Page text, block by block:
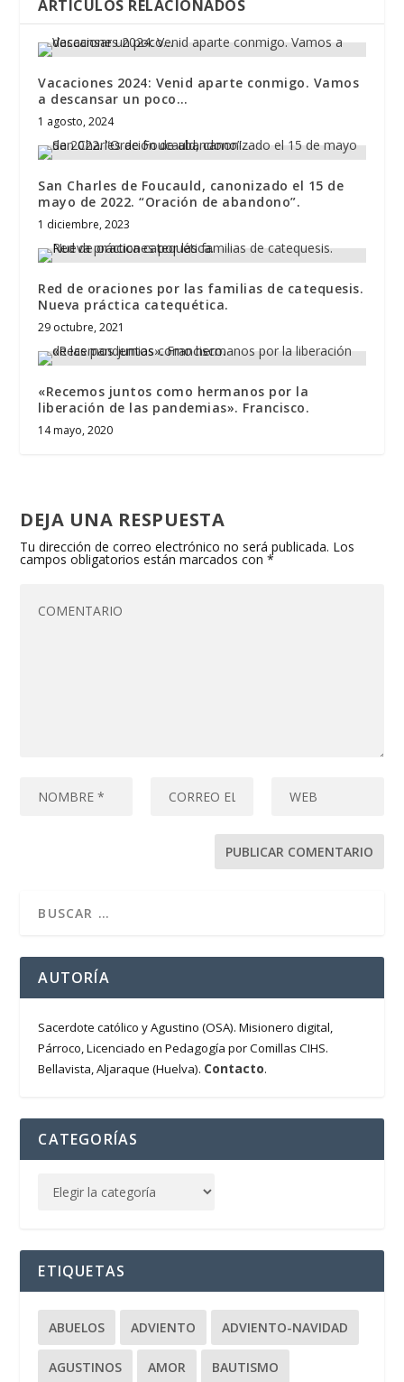
ARTÍCULOS RELACIONADOS
Vacaciones 2024: Venid aparte conmigo. Vamos
a descansar un poco…
1 agosto, 2024
San Charles de Foucauld, canonizado el 15 de
mayo de 2022. “Oración de abandono”.
1 diciembre, 2023
Red de oraciones por las familias de catequesis.
Nueva práctica catequética.
29 octubre, 2021
«Recemos juntos como hermanos por la
liberación de las pandemias». Francisco.
14 mayo, 2020
DEJA UNA RESPUESTA
Tu dirección de correo electrónico no será publicada. Los
campos obligatorios están marcados con*
AUTORÍA
Sacerdote católico y Agustino (OSA). Misionero digital,
Párroco, Licenciado en Pedagogía por Comillas CIHS.
Bellavista, Aljaraque (Huelva). Contacto.
CATEGORÍAS
ETIQUETAS
ABUELOS ADVIENTO ADVIENTO-NAVIDAD
AGUSTINOS AMOR BAUTISMO